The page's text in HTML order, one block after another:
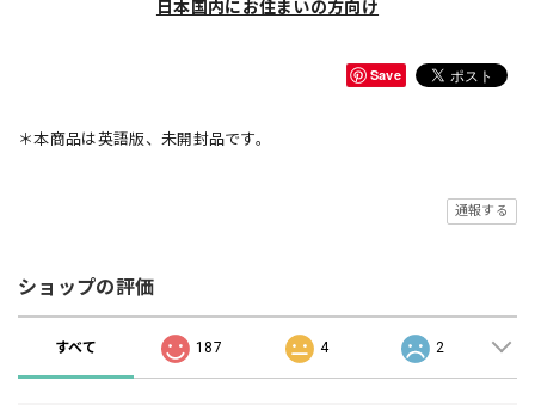
日本国内にお住まいの方向け
Save
＊本商品は英語版、未開封品です。
通報する
ショップの評価
すべて 187 4 2